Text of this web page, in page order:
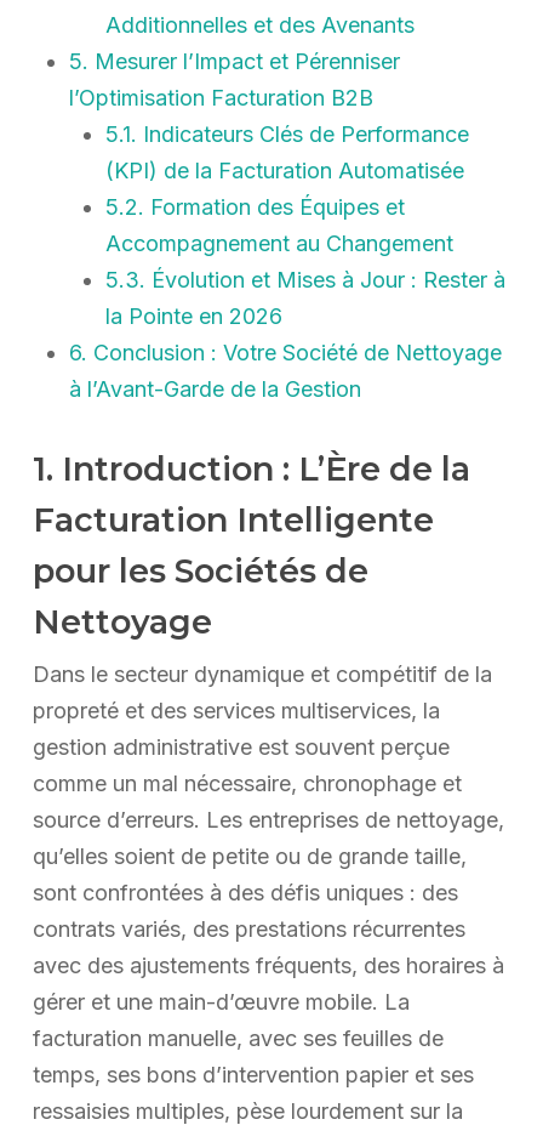
Additionnelles et des Avenants
5. Mesurer l’Impact et Pérenniser
l’Optimisation Facturation B2B
5.1. Indicateurs Clés de Performance
(KPI) de la Facturation Automatisée
5.2. Formation des Équipes et
Accompagnement au Changement
5.3. Évolution et Mises à Jour : Rester à
la Pointe en 2026
6. Conclusion : Votre Société de Nettoyage
à l’Avant-Garde de la Gestion
1. Introduction : L’Ère de la
Facturation Intelligente
pour les Sociétés de
Nettoyage
Dans le secteur dynamique et compétitif de la
propreté et des services multiservices, la
gestion administrative est souvent perçue
comme un mal nécessaire, chronophage et
source d’erreurs. Les entreprises de nettoyage,
qu’elles soient de petite ou de grande taille,
sont confrontées à des défis uniques : des
contrats variés, des prestations récurrentes
avec des ajustements fréquents, des horaires à
gérer et une main-d’œuvre mobile. La
facturation manuelle, avec ses feuilles de
temps, ses bons d’intervention papier et ses
ressaisies multiples, pèse lourdement sur la